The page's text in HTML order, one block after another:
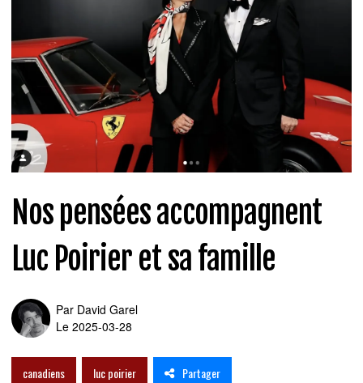
Nos pensées accompagnent
Luc Poirier et sa famille
Par David Garel
Le 2025-03-28
canadiens luc poirier Partager